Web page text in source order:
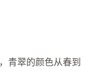
青翠的颜色从春到